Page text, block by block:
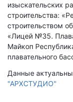
изыскательских
строительства:
строительством
«Лицей №35.
Майкоп
плавательного
Данные
"АРХСТУДИО"